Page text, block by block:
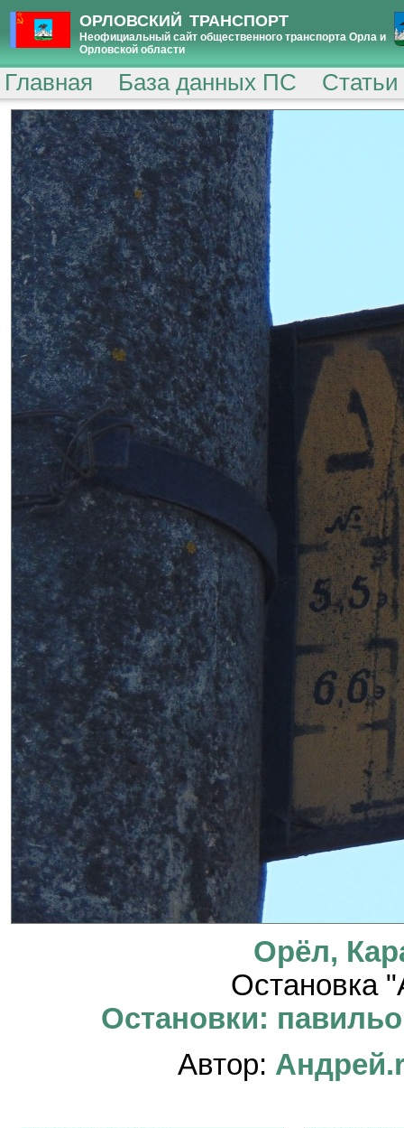
ОРЛОВСКИЙ ТРАНСПОРТ
Неофициальный сайт общественного транспорта Орла и
Орловской области
Главная База данных ПС
Орёл,
Остановка
Остановки:
Автор: